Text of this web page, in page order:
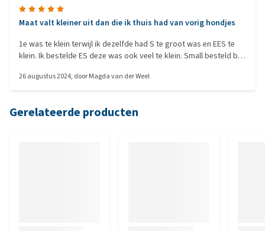
Maat valt kleiner uit dan die ik thuis had van vorig hondjes
1e was te klein terwijl ik dezelfde had S te groot was en EES te
klein. Ik bestelde ES deze was ook veel te klein. Small besteld bij
riemhaakjes zijn van plastic niet erg sterk. De metalen
kleur is leuk vooral de hard Rose die ik bij Boll bestelde.
26 augustus 2024, doorMagda van der Weel
Gerelateerde producten